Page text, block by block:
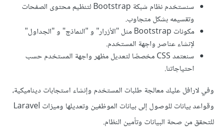
سنستخدم نظام شبكة Bootstrap لتنظيم محتوى الصفحات
وتقسيمه بشكل متجاوب.
مكونات Bootstrap مثل "الأزرار" و "النماذج" و "الجداول"
لإنشاء عناصر واجهة المستخدم.
سنعتمد CSS مخصصًا لتعديل مظهر واجهة المستخدم حسب
احتياجاتنا.
وفي لارافل عليك معالجة طلبات المستخدم وإنشاء استجابات ديناميكية،
وقواعد بيانات للوصول إلى بيانات الموظفين وتعديلها وميزات Laravel
للتحقق من صحة البيانات وتأمين النظام.